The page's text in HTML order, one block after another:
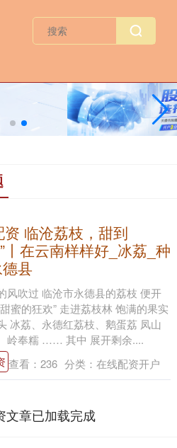
资 临沧荔枝，甜到
丨在云南样样好_冰荔_种
县
风吹过 临沧市永德县的荔枝 便开
蜜的狂欢” 走进荔枝林 饱满的果实
冰荔、永德红荔枝、鹅蛋荔 凤山
岭奉糯 …… 其中 展开剩余....
查看： 236 分类： 在线配资开户
文章已加载完成